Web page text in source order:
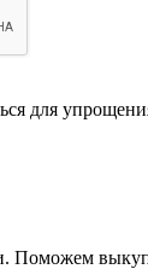
для
Поможем